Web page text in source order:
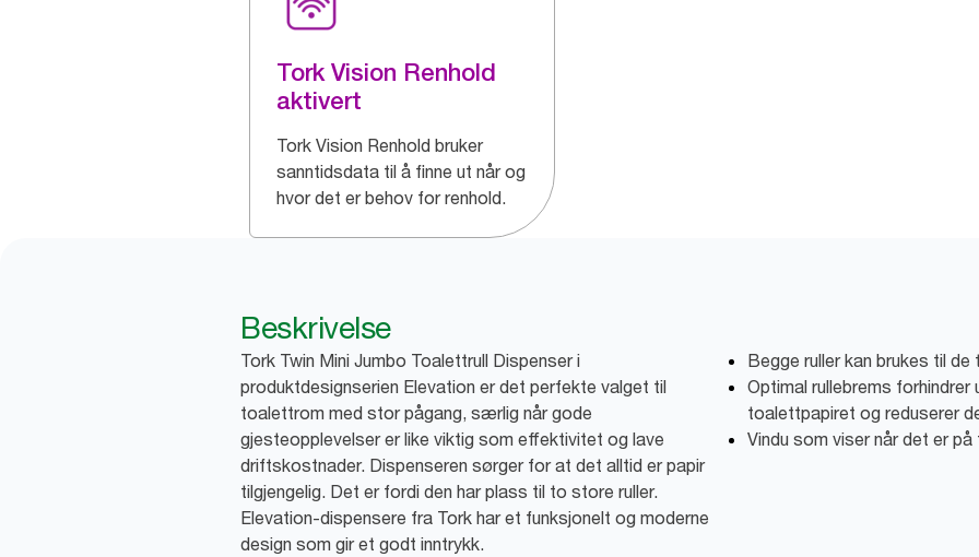
Tork Vision Renhold
aktivert
Tork Vision Renhold bruker
sanntidsdata til å finne ut når og
hvor det er behov for renhold.
Beskrivelse
Tork Twin Mini Jumbo Toalettrull Dispenser i
produktdesignserien Elevation er det perfekte valget til
toalettrom med stor pågang, særlig når gode
gjesteopplevelser er like viktig som effektivitet og lave
driftskostnader. Dispenseren sørger for at det alltid er papir
tilgjengelig. Det er fordi den har plass til to store ruller.
Elevation-dispensere fra Tork har et funksjonelt og moderne
design som gir et godt inntrykk.
Begge ruller kan brukes til
Optimal rullebrems forhindrer
toalettpapiret og reduserer
Vindu som viser når det er